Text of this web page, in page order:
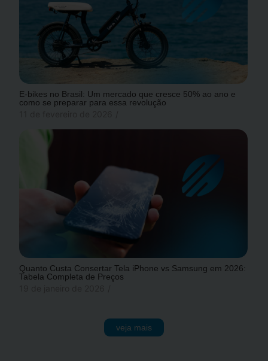
E-bikes no Brasil: Um mercado que cresce 50% ao ano e
como se preparar para essa revolução
Quanto Custa Consertar Tela iPhone vs Samsung em 2026:
Tabela Completa de Preços
veja mais